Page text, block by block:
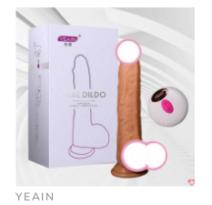
YEAIN